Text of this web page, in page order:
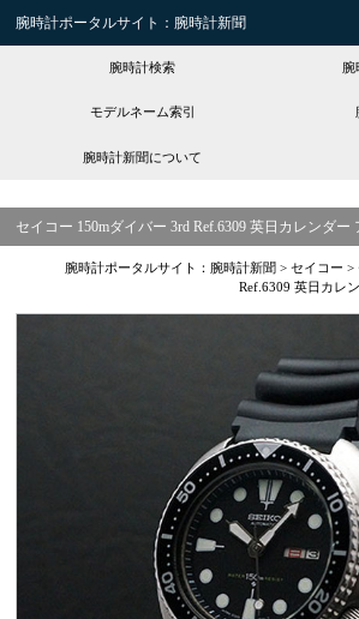
腕時計ポータルサイト：腕時計新聞
腕時計検索
モデルネーム索引
腕時計新聞について
セイコー 150mダイバー 3rd Ref.6309 英日カレンダ
腕時計ポータルサイト：腕時計新聞 > セイコー >
Ref.6309 英日カレ